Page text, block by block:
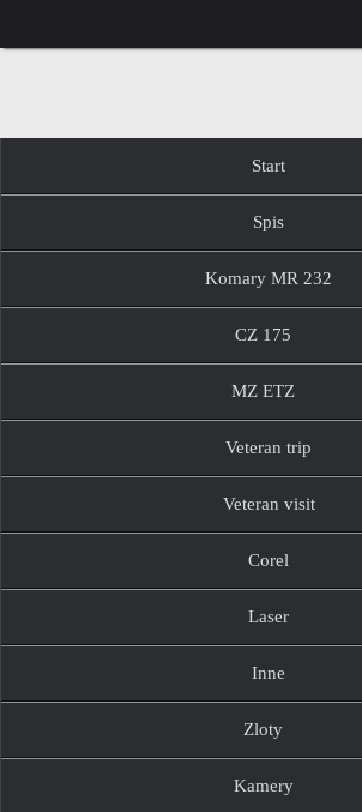
do
treści
Start
Spis
Komary MR 232
CZ 175
MZ ETZ
Veteran trip
Veteran visit
Corel
Laser
Inne
Zloty
Kamery